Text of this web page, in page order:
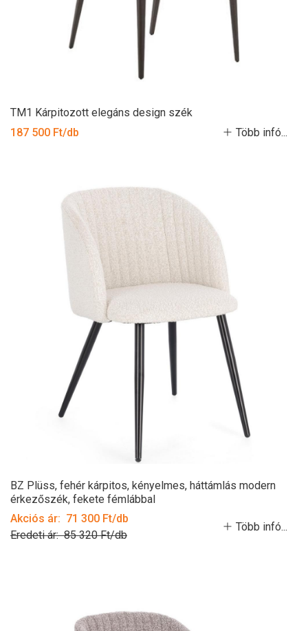
TM1 Kárpitozott elegáns design szék
187 500 Ft/db
Több infó...
BZ Plüss, fehér kárpitos, kényelmes, háttámlás modern
érkezőszék, fekete fémlábbal
Akciós ár: 71 300 Ft/db
Eredeti ár: 85 320 Ft/db
Több infó...